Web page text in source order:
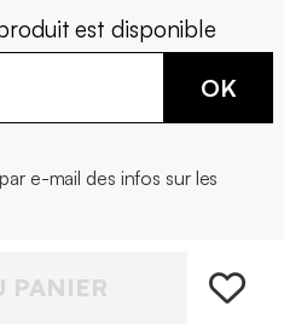
est disponible
OK
e-mail des infos sur les
PANIER